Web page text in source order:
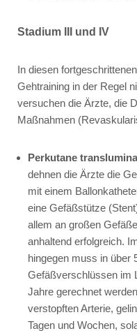
Stadium III und IV
In diesen
Gehtraining in der Regel
versuchen die Ärzte, die
Maßnahmen
Perkutane
dehnen die Ärzte die
mit einem
eine Gefäßstütze
allem an großen
anhaltend erfolgreich.
hingegen muss in über
Gefäßverschlüssen im
Jahre gerechnet
verstopften Arterie,
Tagen und Wochen,